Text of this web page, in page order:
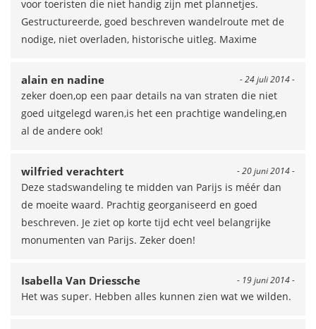
voor toeristen die niet handig zijn met plannetjes.
Gestructureerde, goed beschreven wandelroute met de
nodige, niet overladen, historische uitleg. Maxime
- 24 juli 2014 -
alain en nadine
zeker doen,op een paar details na van straten die niet
goed uitgelegd waren,is het een prachtige wandeling,en
al de andere ook!
- 20 juni 2014 -
wilfried verachtert
Deze stadswandeling te midden van Parijs is méér dan
de moeite waard. Prachtig georganiseerd en goed
beschreven. Je ziet op korte tijd echt veel belangrijke
monumenten van Parijs. Zeker doen!
- 19 juni 2014 -
Isabella Van Driessche
Het was super. Hebben alles kunnen zien wat we wilden.